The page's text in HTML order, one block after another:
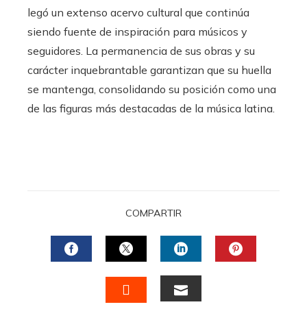
legó un extenso acervo cultural que continúa
siendo fuente de inspiración para músicos y
seguidores. La permanencia de sus obras y su
carácter inquebrantable garantizan que su huella
se mantenga, consolidando su posición como una
de las figuras más destacadas de la música latina.
COMPARTIR
FACEBOOKTWITTERLINKEDIN